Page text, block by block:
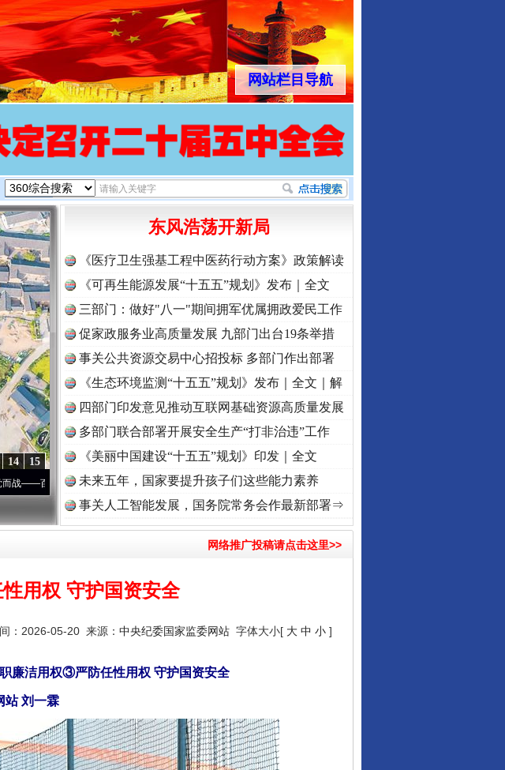
网站栏目导航
15
14
“纪”事⑧加强纪律..·[视频]牢记初心使命 奋进复兴征程丨“转折之城”激荡..·[视频]
东风浩荡开新局
《医疗卫生强基工程中医药行动方案》政策解读
《可再生能源发展“十五五”规划》发布｜全文
三部门：做好"八一"期间拥军优属拥政爱民工作
促家政服务业高质量发展 九部门出台19条举措
事关公共资源交易中心招投标 多部门作出部署
《生态环境监测“十五五”规划》发布｜全文｜解
读
四部门印发意见推动互联网基础资源高质量发展
多部门联合部署开展安全生产“打非治违”工作
《美丽中国建设“十五五”规划》印发｜全文
未来五年，国家要提升孩子们这些能力素养
事关人工智能发展，国务院常务会作最新部署⇒
网络推广投稿请点击这里>>
用权 守护国资安全
：2026-05-20 来源： 中央纪委国家监委网站 字体大小[ 大 中 小 ]
廉洁用权③严防任性用权 守护国资安全
站 刘一霖